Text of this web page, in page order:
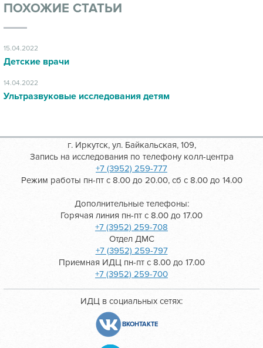
ПОХОЖИЕ СТАТЬИ
15.04.2022
Детские врачи
14.04.2022
Ультразвуковые исследования детям
г. Иркутск, ул. Байкальская, 109,
Запись на исследования по телефону колл-центра
+7 (3952) 259-777
Режим работы пн-пт с 8.00 до 20.00, сб с 8.00 до 14.00
Дополнительные телефоны:
Горячая линия пн-пт с 8.00 до 17.00
+7 (3952) 259-708
Отдел ДМС
+7 (3952) 259-797
Приемная ИДЦ пн-пт с 8.00 до 17.00
+7 (3952) 259-700
ИДЦ в социальных сетях:
ВКОНТАКТЕ